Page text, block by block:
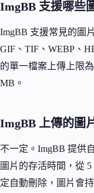
ImgBB 支援哪些
ImgBB 支援常見的圖
GIF、TIF、WEBP、
的單一檔案上傳上限
MB。
ImgBB 上傳的圖
不一定。ImgBB 提供
圖片的存活時間，從
定自動刪除，圖片會